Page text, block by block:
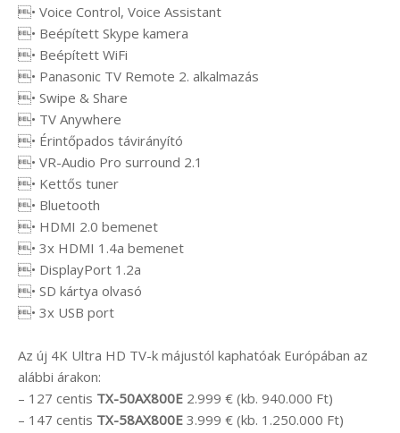
• Voice Control, Voice Assistant
• Beépített Skype kamera
• Beépített WiFi
• Panasonic TV Remote 2. alkalmazás
• Swipe & Share
• TV Anywhere
• Érintőpados távirányító
• VR-Audio Pro surround 2.1
• Kettős tuner
• Bluetooth
• HDMI 2.0 bemenet
• 3x HDMI 1.4a bemenet
• DisplayPort 1.2a
• SD kártya olvasó
• 3x USB port
Az új 4K Ultra HD TV-k májustól kaphatóak Európában az
alábbi árakon:
– 127 centis TX-50AX800E 2.999 € (kb. 940.000 Ft)
– 147 centis TX-58AX800E 3.999 € (kb. 1.250.000 Ft)